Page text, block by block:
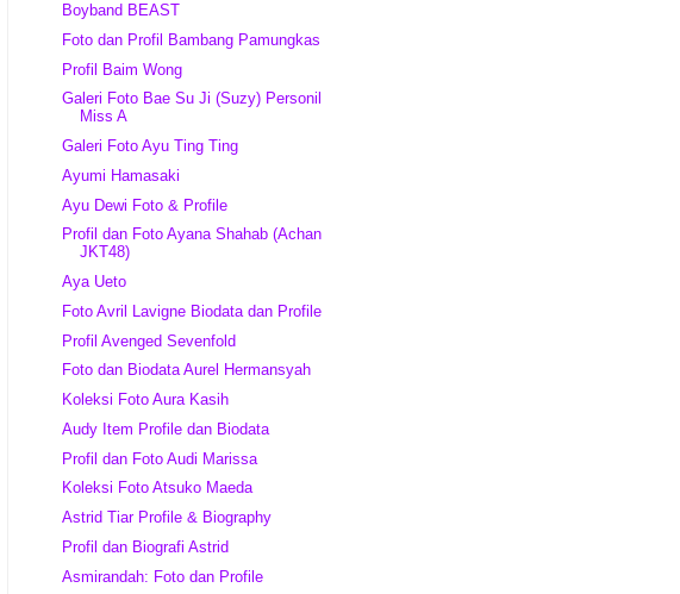
Boyband BEAST
Foto dan Profil Bambang Pamungkas
Profil Baim Wong
Galeri Foto Bae Su Ji (Suzy) Personil
Miss A
Galeri Foto Ayu Ting Ting
Ayumi Hamasaki
Ayu Dewi Foto & Profile
Profil dan Foto Ayana Shahab (Achan
JKT48)
Aya Ueto
Foto Avril Lavigne Biodata dan Profile
Profil Avenged Sevenfold
Foto dan Biodata Aurel Hermansyah
Koleksi Foto Aura Kasih
Audy Item Profile dan Biodata
Profil dan Foto Audi Marissa
Koleksi Foto Atsuko Maeda
Astrid Tiar Profile & Biography
Profil dan Biografi Astrid
Asmirandah: Foto dan Profile